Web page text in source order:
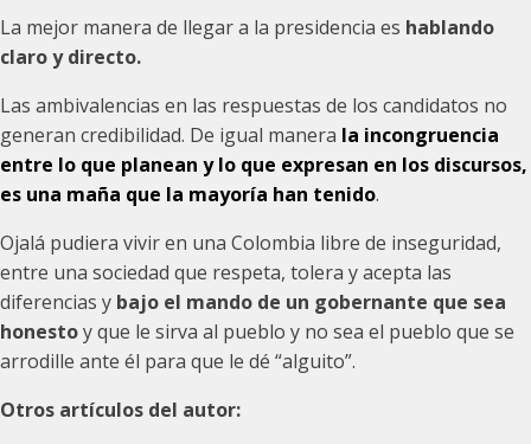
La mejor manera de llegar a la presidencia es hablando
claro y directo.
Las ambivalencias en las respuestas de los candidatos no
generan credibilidad. De igual manera la incongruencia
entre lo que planean y lo que expresan en los discursos,
es una maña que la mayoría han tenido.
Ojalá pudiera vivir en una Colombia libre de inseguridad,
entre una sociedad que respeta, tolera y acepta las
diferencias y bajo el mando de un gobernante que sea
honestoy que le sirva al pueblo y no sea el pueblo que se
arrodille ante él para que le dé “alguito”.
Otros artículos del autor: